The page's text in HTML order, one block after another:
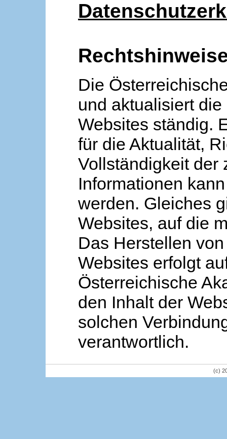
Die
und aktualisiert
Websites ständig.
für die Aktualität,
Vollständigkeit der
Informationen
werden. Gleiches
Websites, auf die
Das Herstellen
Websites erfolgt
Österreichische
den Inhalt der
solchen
verantwortlich.
(c)